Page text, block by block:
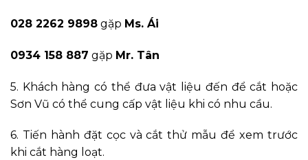
028 2262 9898 gặp Ms. Ái
0934 158 887 gặp Mr. Tân
5. Khách hàng có thể đưa vật liệu đến để cắt hoặc
Sơn Vũ có thể cung cấp vật liệu khi có nhu cầu.
6. Tiến hành đặt cọc và cắt thử mẫu để xem trước
khi cắt hàng loạt.